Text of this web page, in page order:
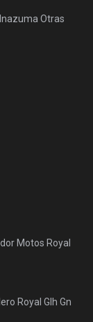
Otras
Motos Royal
Royal Glh Gn